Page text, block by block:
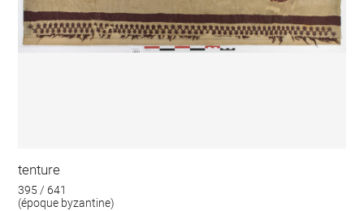
tenture
395 / 641
(époque byzantine)